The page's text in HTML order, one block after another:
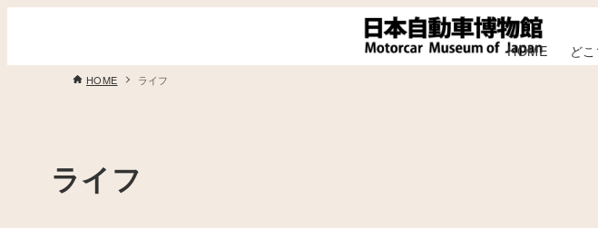
HOME ど
HOME ライフ
ライフ